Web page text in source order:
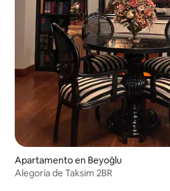
Apartamento en Beyoğlu
Alegoría de Taksim 2BR